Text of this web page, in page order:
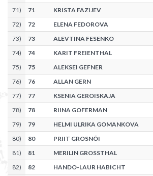
71) 71 KRISTA FAZIJEV
72) 72 ELENA FEDOROVA
73) 73 ALEVTINA FESENKO
74) 74 KARIT FREIENTHAL
75) 75 ALEKSEI GEFNER
76) 76 ALLAN GERN
77) 77 KSENIA GEROISKAJA
78) 78 RIINA GOFERMAN
79) 79 HELMI ULRIKA GOMANKOVA
80) 80 PRIIT GROSNÕI
81) 81 MERILIN GROSSTHAL
82) 82 HANDO-LAUR HABICHT